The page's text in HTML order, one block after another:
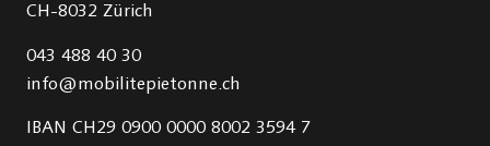
CH-8032 Zürich
043 488 40 30
info@mobilitepietonne.ch
IBAN CH29 0900 0000 8002 3594 7